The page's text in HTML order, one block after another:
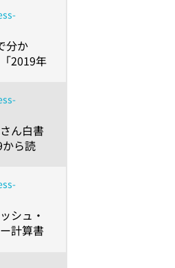
読みど
後編-
衝撃に
守りで
るため
分か
2019年
前編-
の交
業承継
に導く
ん白書
ら読
不能リ
継続計
）を
シュ・
計算書